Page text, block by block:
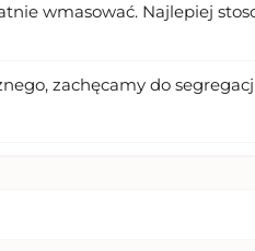
wmasować. Najlepiej
zachęcamy do